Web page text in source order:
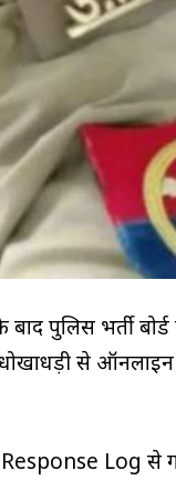
पुलिस भर्ती
से ऑनलाइन
Response Log से